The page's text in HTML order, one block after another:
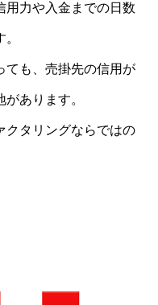
用力や入金までの日数
ても、売掛先の信用が
あります。
クタリングならではの